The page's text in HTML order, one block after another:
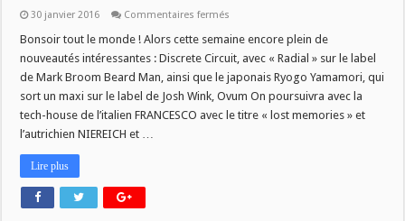
30 janvier 2016 Commentaires fermés
SOIR
21H
DANS
TECHNOVERDRIVE
Bonsoir tout le monde ! Alors cette semaine encore plein de
nouveautés intéressantes : Discrete Circuit, avec « Radial » sur le label
de Mark Broom Beard Man, ainsi que le japonais Ryogo Yamamori, qui
sort un maxi sur le label de Josh Wink, Ovum On poursuivra avec la
tech-house de l’italien FRANCESCO avec le titre « lost memories » et
l’autrichien NIEREICH et …
Lire plus